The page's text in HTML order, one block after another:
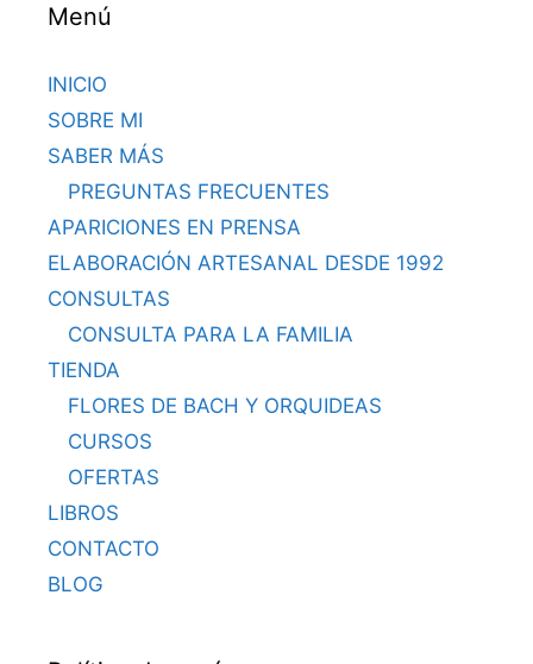
Menú
INICIO
SOBRE MI
SABER MÁS
PREGUNTAS FRECUENTES
APARICIONES EN PRENSA
ELABORACIÓN ARTESANAL DESDE 1992
CONSULTAS
CONSULTA PARA LA FAMILIA
TIENDA
FLORES DE BACH Y ORQUIDEAS
CURSOS
OFERTAS
LIBROS
CONTACTO
BLOG